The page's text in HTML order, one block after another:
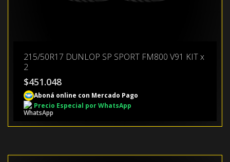
215/50R17 DUNLOP SP SPORT FM800 V91 KIT x
2
$451.048
Aboná online con Mercado Pago
Precio Especial por WhatsApp